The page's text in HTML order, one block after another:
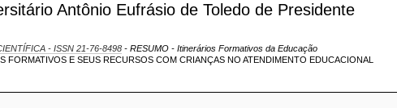
Antônio Eufrásio de Toledo de Presidente
- ISSN 21-76-8498 - RESUMO - Itinerários Formativos da Educação
FORMATIVOS E SEUS RECURSOS COM CRIANÇAS NO ATENDIMENTO EDUCACIONAL